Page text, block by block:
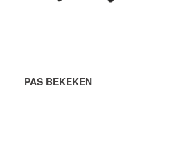
Bekijk alle opties
PAS BEKEKEN